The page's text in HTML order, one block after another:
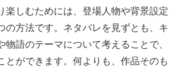
楽しむためには、登場人物や背景設定
の方法です。ネタバレを見ずとも、キ
物語のテーマについて考えることで、
とができます。何よりも、作品そのも